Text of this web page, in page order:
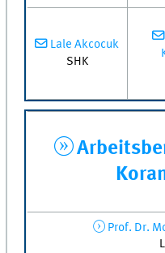
Lale Akcocuk
SHK
Prof. Dr.